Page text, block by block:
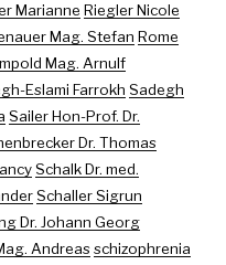
Marianne Riegler Nicole
Mag. Stefan Rome
Mag. Arnulf
Eslami Farrokh Sadegh
Sailer Hon-Prof. Dr.
Dr. Thomas
Schalk Dr. med.
Schaller Sigrun
Dr. Johann Georg
Andreasschizophrenia